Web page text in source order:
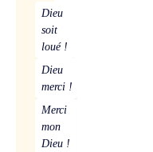
Dieu
soit
loué !
Dieu
merci !
Merci
mon
Dieu !